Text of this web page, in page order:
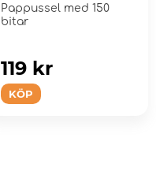
Pappussel med 150
bitar
KÖP
119 kr